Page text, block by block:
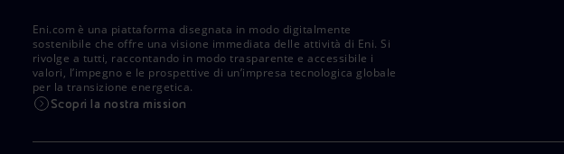
Eni.com è una piattaforma disegnata in modo digitalmente
sostenibile che offre una visione immediata delle attività di Eni. Si
rivolge a tutti, raccontando in modo trasparente e accessibile i
valori, l’impegno e le prospettive di un’impresa tecnologica globale
per la transizione energetica.
Scopri la nostra mission